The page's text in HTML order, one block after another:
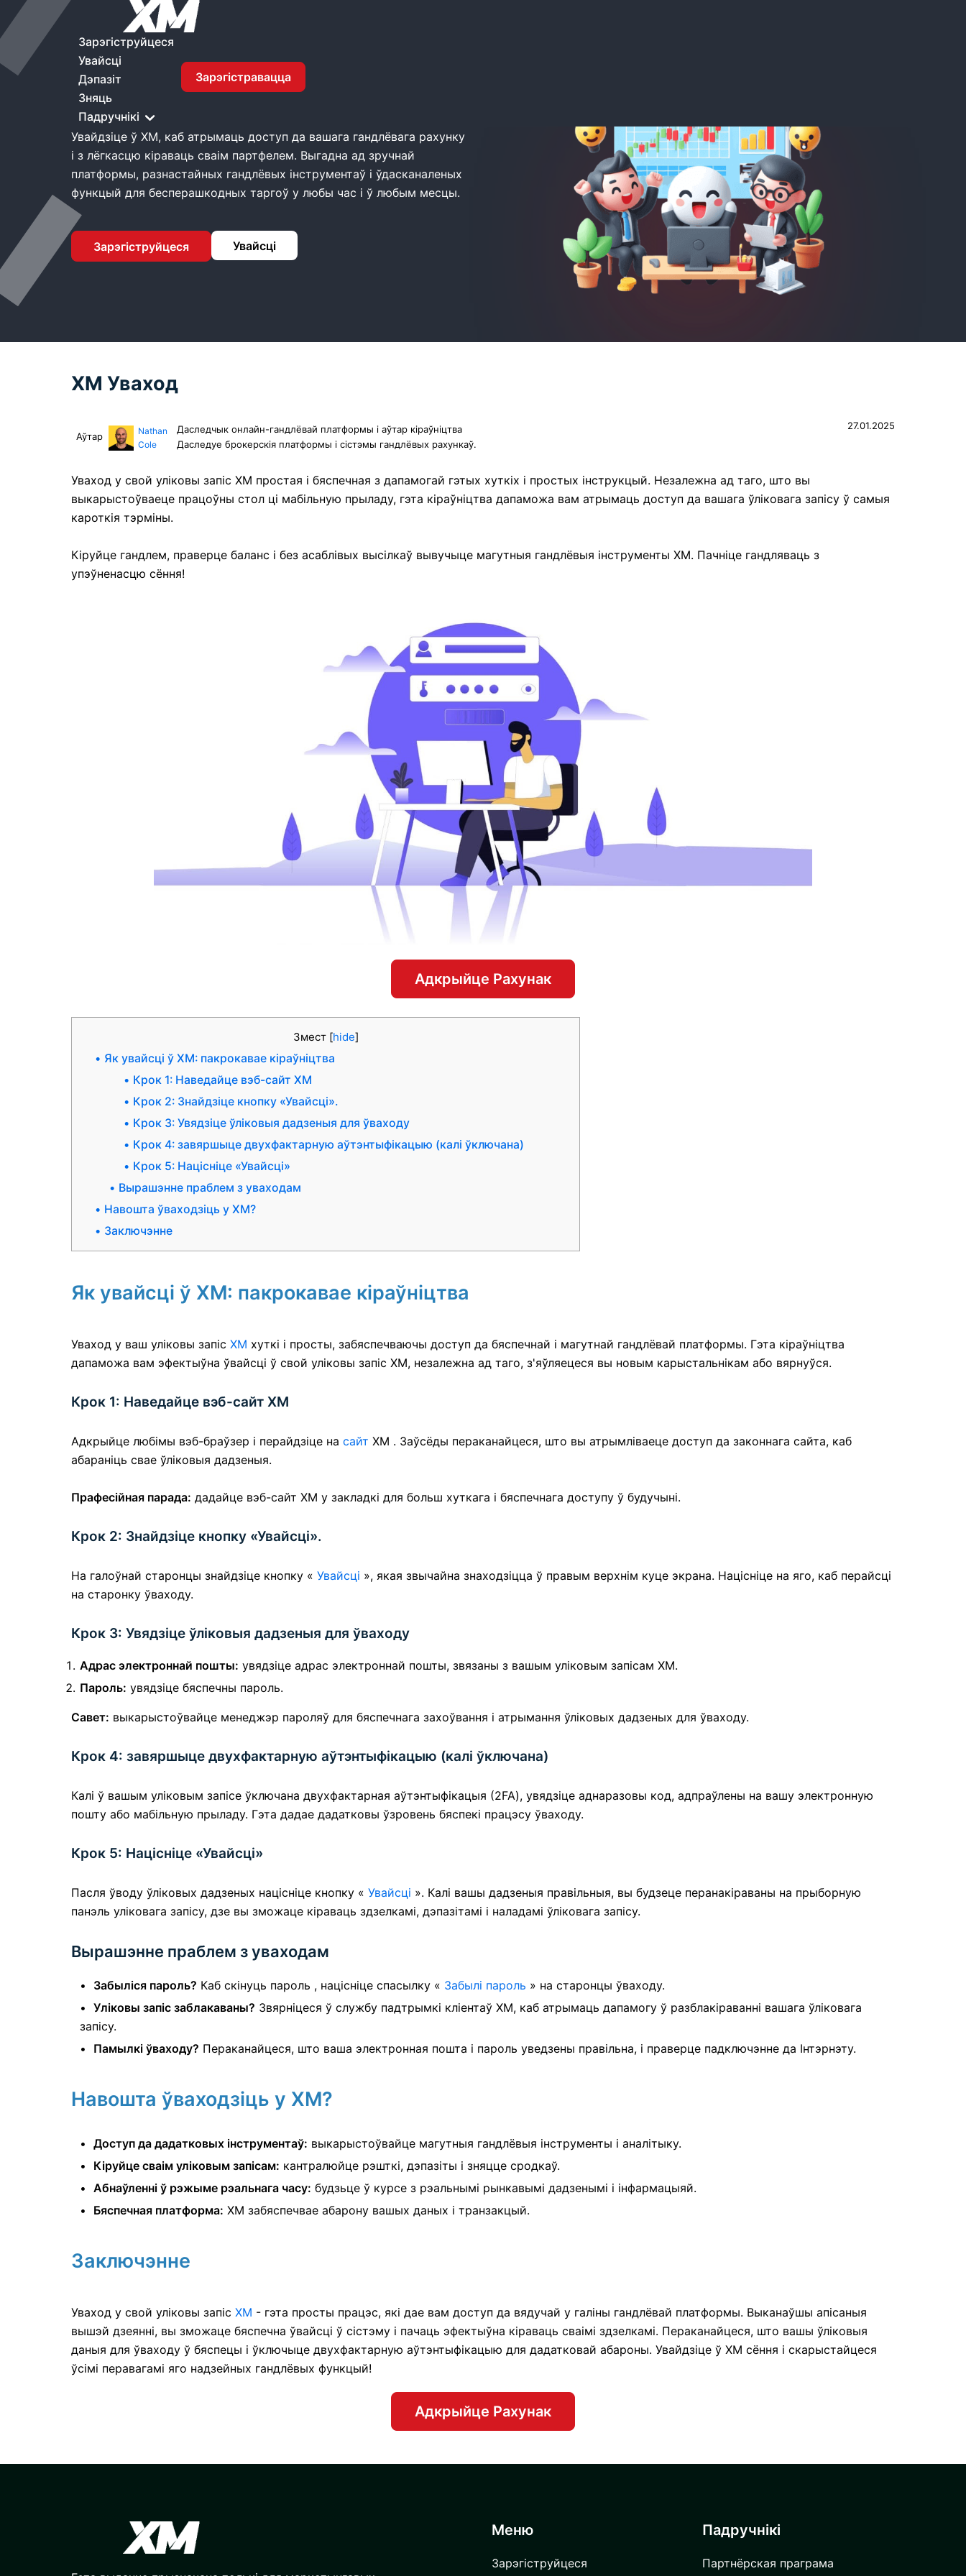
Зарэгіструйцеся
Увайсці
Дэпазіт
Зняць
Падручнікі
Зарэгістравацца
XM Уваход
XM Уваход
Увайдзіце ў XM, каб атрымаць доступ да вашага гандлёвага рахунку
і з лёгкасцю кіраваць сваім партфелем. Выгадна ад зручнай
платформы, разнастайных гандлёвых інструментаў і ўдасканаленых
функцый для бесперашкодных таргоў у любы час і ў любым месцы.
Зарэгіструйцеся Увайсці
XM Уваход
Аўтар
Nathan
Cole
Даследчык онлайн-гандлёвай платформы і аўтар кіраўніцтва
Даследуе брокерскія платформы і сістэмы гандлёвых рахункаў.
27.01.2025
Уваход у свой уліковы запіс XM простая і бяспечная з дапамогай гэтых хуткіх і простых інструкцый. Незалежна ад таго, што вы
выкарыстоўваеце працоўны стол ці мабільную прыладу, гэта кіраўніцтва дапаможа вам атрымаць доступ да вашага ўліковага запісу ў самыя
кароткія тэрміны.
Кіруйце гандлем, праверце баланс і без асаблівых высілкаў вывучыце магутныя гандлёвыя інструменты XM. Пачніце гандляваць з
упэўненасцю сёння!
Адкрыйце Рахунак
Змест [hide]
Як увайсці ў XM: пакрокавае кіраўніцтва
Крок 1: Наведайце вэб-сайт XM
Крок 2: Знайдзіце кнопку «Увайсці».
Крок 3: Увядзіце ўліковыя дадзеныя для ўваходу
Крок 4: завяршыце двухфактарную аўтэнтыфікацыю (калі ўключана)
Крок 5: Націсніце «Увайсці»
Вырашэнне праблем з уваходам
Навошта ўваходзіць у XM?
Заключэнне
Як увайсці ў XM: пакрокавае кіраўніцтва
Уваход у ваш уліковы запіс XM хуткі і просты, забяспечваючы доступ да бяспечнай і магутнай гандлёвай платформы. Гэта кіраўніцтва
дапаможа вам эфектыўна ўвайсці ў свой уліковы запіс XM, незалежна ад таго, з'яўляецеся вы новым карыстальнікам або вярнуўся.
Крок 1: Наведайце вэб-сайт XM
Адкрыйце любімы вэб-браўзер і перайдзіце на сайт XM . Заўсёды пераканайцеся, што вы атрымліваеце доступ да законнага сайта, каб
абараніць свае ўліковыя дадзеныя.
Прафесійная парада: дадайце вэб-сайт XM у закладкі для больш хуткага і бяспечнага доступу ў будучыні.
Крок 2: Знайдзіце кнопку «Увайсці».
На галоўнай старонцы знайдзіце кнопку « Увайсці », якая звычайна знаходзіцца ў правым верхнім куце экрана. Націсніце на яго, каб перайсці
на старонку ўваходу.
Крок 3: Увядзіце ўліковыя дадзеныя для ўваходу
Адрас электроннай пошты: увядзіце адрас электроннай пошты, звязаны з вашым уліковым запісам XM.
Пароль: увядзіце бяспечны пароль.
Савет: выкарыстоўвайце менеджэр пароляў для бяспечнага захоўвання і атрымання ўліковых дадзеных для ўваходу.
Крок 4: завяршыце двухфактарную аўтэнтыфікацыю (калі ўключана)
Калі ў вашым уліковым запісе ўключана двухфактарная аўтэнтыфікацыя (2FA), увядзіце аднаразовы код, адпраўлены на вашу электронную
пошту або мабільную прыладу. Гэта дадае дадатковы ўзровень бяспекі працэсу ўваходу.
Крок 5: Націсніце «Увайсці»
Пасля ўводу ўліковых дадзеных націсніце кнопку « Увайсці ». Калі вашы дадзеныя правільныя, вы будзеце перанакіраваны на прыборную
панэль уліковага запісу, дзе вы зможаце кіраваць здзелкамі, дэпазітамі і наладамі ўліковага запісу.
Вырашэнне праблем з уваходам
Забыліся пароль? Каб скінуць пароль , націсніце спасылку « Забылі пароль » на старонцы ўваходу.
Уліковы запіс заблакаваны? Звярніцеся ў службу падтрымкі кліентаў XM, каб атрымаць дапамогу ў разблакіраванні вашага ўліковага
запісу.
Памылкі ўваходу? Пераканайцеся, што ваша электронная пошта і пароль уведзены правільна, і праверце падключэнне да Інтэрнэту.
Навошта ўваходзіць у XM?
Доступ да дадатковых інструментаў: выкарыстоўвайце магутныя гандлёвыя інструменты і аналітыку.
Кіруйце сваім уліковым запісам: кантралюйце рэшткі, дэпазіты і зняцце сродкаў.
Абнаўленні ў рэжыме рэальнага часу: будзьце ў курсе з рэальнымі рынкавымі дадзенымі і інфармацыяй.
Бяспечная платформа: XM забяспечвае абарону вашых даных і транзакцый.
Заключэнне
Уваход у свой уліковы запіс XM - гэта просты працэс, які дае вам доступ да вядучай у галіны гандлёвай платформы. Выканаўшы апісаныя
вышэй дзеянні, вы зможаце бяспечна ўвайсці ў сістэму і пачаць эфектыўна кіраваць сваімі здзелкамі. Пераканайцеся, што вашы ўліковыя
даныя для ўваходу ў бяспецы і ўключыце двухфактарную аўтэнтыфікацыю для дадатковай абароны. Увайдзіце ў XM сёння і скарыстайцеся
ўсімі перавагамі яго надзейных гандлёвых функцый!
Адкрыйце Рахунак
Меню
Зарэгіструйцеся
Падручнікі
Партнёрская праграма